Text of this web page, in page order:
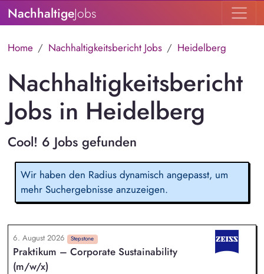
NachhaltigeJobs
Home Nachhaltigkeitsbericht Jobs Heidelberg
Nachhaltigkeitsbericht
Jobs in Heidelberg
Cool! 6 Jobs gefunden
Wir haben den Radius dynamisch angepasst, um
mehr Suchergebnisse anzuzeigen.
6. August 2026 Stepstone
Praktikum – Corporate Sustainability
(m/w/x)